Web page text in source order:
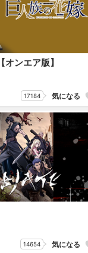
ンエア版】
17184 気になる
14654 気になる